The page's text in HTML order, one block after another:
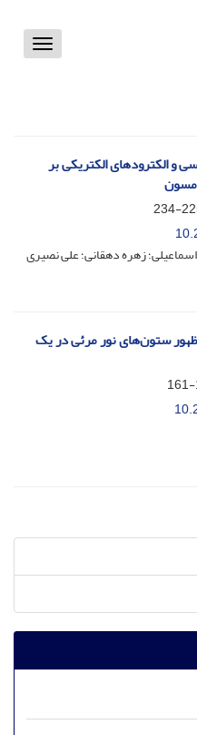
Toggle
و الکترودهای الکتریکی بر
زهره دهقانی؛ علی نصیری
ستون‌های نور مرئی در یک